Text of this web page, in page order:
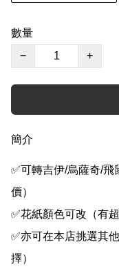
數量
−
+
簡介
✅可轉吉伊/烏薩奇/飛
價）
✅花紙顏色可改（有
✅亦可在本店挑選其
擇）